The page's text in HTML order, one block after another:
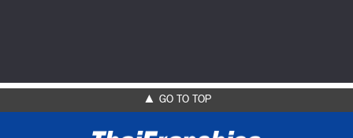
▲ GO TO TOP